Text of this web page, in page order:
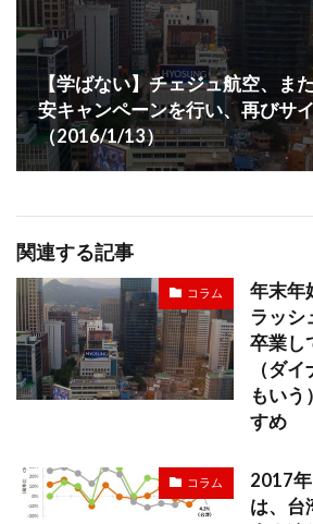
【学ばない】チェジュ航空、ま
安キャンペーンを行い、再びサ
（2016/1/13）
関連する記事
コラム
年末年
ラッシ
卒業し
（ダ
もいう
すめ
コラム
2017
は、台